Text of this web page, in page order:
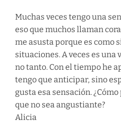
Muchas veces tengo una
eso que muchos llaman
me asusta porque es como
situaciones. A veces es una
no tanto. Con el tiempo he
tengo que anticipar, sino
gusta esa sensación.
que no sea angustiante?
Alicia